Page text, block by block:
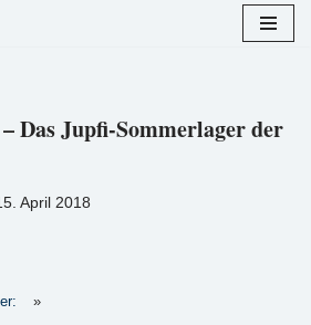
Das Jupfi-Sommerlager der
April 2018
»